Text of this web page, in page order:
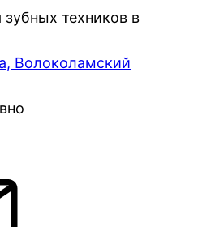
техников в
Волоколамский